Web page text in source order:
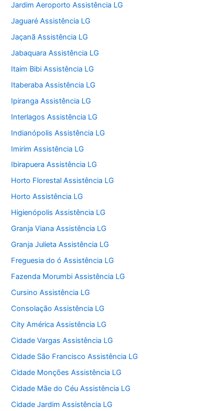
Jardim Aeroporto Assistência LG
Jaguaré Assistência LG
Jaçanã Assistência LG
Jabaquara Assistência LG
Itaim Bibi Assistência LG
Itaberaba Assistência LG
Ipiranga Assistência LG
Interlagos Assistência LG
Indianópolis Assistência LG
Imirim Assistência LG
Ibirapuera Assistência LG
Horto Florestal Assistência LG
Horto Assistência LG
Higienópolis Assistência LG
Granja Viana Assistência LG
Granja Julieta Assistência LG
Freguesia do ó Assistência LG
Fazenda Morumbi Assistência LG
Cursino Assistência LG
Consolação Assistência LG
City América Assistência LG
Cidade Vargas Assistência LG
Cidade São Francisco Assistência LG
Cidade Monções Assistência LG
Cidade Mãe do Céu Assistência LG
Cidade Jardim Assistência LG